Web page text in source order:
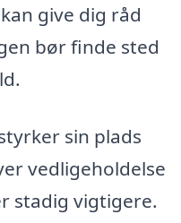
give dig råd
bør finde sted
sin plads
vedligeholdelse
stadig vigtigere.